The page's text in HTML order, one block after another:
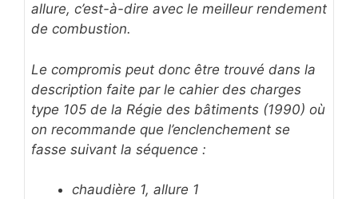
allure, c’est-à-dire avec le meilleur rendement
de combustion.
Le compromis peut donc être trouvé dans la
description faite par le cahier des charges
type 105 de la Régie des bâtiments (1990) où
on recommande que l’enclenchement se
fasse suivant la séquence :
chaudière 1, allure 1